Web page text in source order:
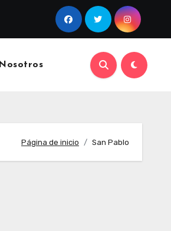
Nosotros
Página de inicio San Pablo